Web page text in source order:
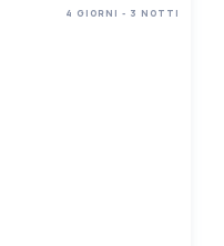
4 GIORNI - 3 NOTTI